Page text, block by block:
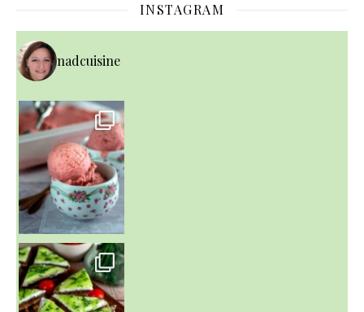
INSTAGRAM
nadcuisine
~ NICE CREAM À LA FRAISE ~
Presque un mois que